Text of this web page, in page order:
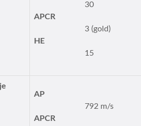
30
APCR
3 (gold)
HE
15
AP
792 m/s
APCR